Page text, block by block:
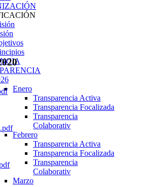
Enero
Transparencia Activa
Transparencia Focalizada
Transparencia
Colaborativ
Febrero
Transparencia Activa
Transparencia Focalizada
Transparencia
Colaborativ
Marzo